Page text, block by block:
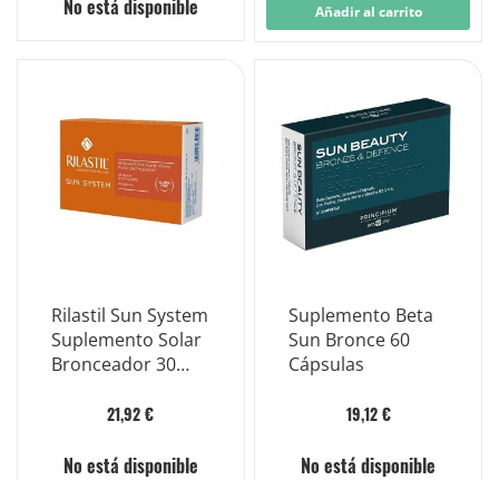
No está disponible Añadir al carrito
Rilastil Sun System
Suplemento Solar
Bronceador 30
21,92 €
No está disponible
Suplemento Beta
Sun Bronce 60
Cápsulas
19,12 €
No está disponible